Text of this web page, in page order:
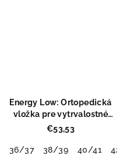
44/45
46/48
Energy Low: Ortopedická
vložka pre vytrvalostné
športy
€53,53
36/37 38/39 40/41
42/